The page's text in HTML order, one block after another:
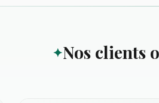
Nos clients